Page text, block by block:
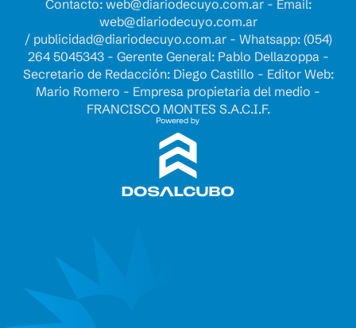
Contacto: web@diariodecuyo.com.ar- Email:
web@diariodecuyo.com.ar
/ publicidad@diariodecuyo.com.ar- Whatsapp: (054)
264 5045343 - Gerente General: Pablo Dellazoppa -
Secretario de Redacción: Diego Castillo - Editor Web:
Mario Romero - Empresa propietaria del medio -
FRANCISCO MONTES S.A.C.I.F.